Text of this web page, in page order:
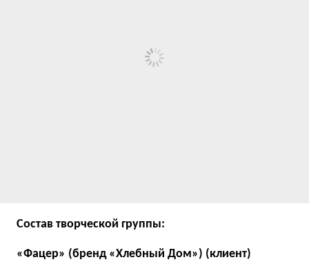
Состав творческой группы:
«Фацер» (бренд «Хлебный Дом») (клиент)